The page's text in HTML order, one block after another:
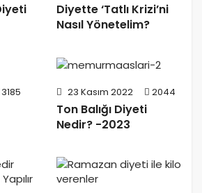
Diyette ‘Tatlı Krizi’ni
Nasıl Yönetelim?
3185 23 Kasım 2022 2044
Ton Balığı Diyeti
Nedir? -2023